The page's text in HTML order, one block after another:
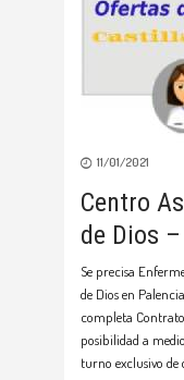
11/01/2021
Centro
de Dios
Se precisa
de Dios en
completa
posibilidad a
turno exclusivo de